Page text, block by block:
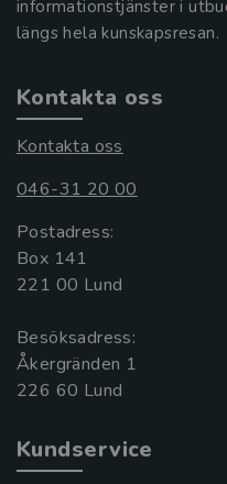
informationstjänster i
längs hela kunskapsresan.
Kontakta oss
Kontakta oss
046-31 20 00
Postadress:
Box 141
221 00 Lund
Besöksadress:
Åkergränden 1
Kundservice